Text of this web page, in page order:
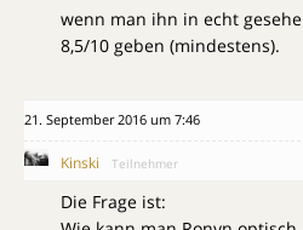
wenn man ihn in echt
8,5/10 geben (mindestens).
21. September 2016 um 7:46
Kinski Teilnehmer
Die Frage ist: